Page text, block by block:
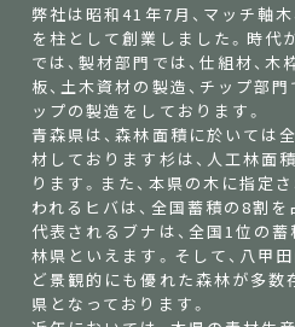
弊社は昭和41年7月、マッチ軸木
を柱として創業しました。時代
では、製材部門では、仕組材、
板、土木資材の製造、チップ部
ップの製造をしております。
青森県は、森林面積に於いては
材しております杉は、人工林面
ります。また、本県の木に指定
われるヒバは、全国蓄積の8割
代表されるブナは、全国1位の
林県といえます。そして、八甲田
ど景観的にも優れた森林が多数
県となっております。